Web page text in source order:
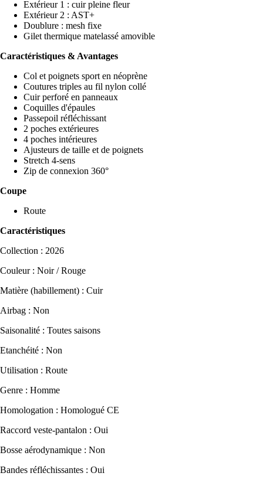
Extérieur 1 : cuir pleine fleur
Extérieur 2 : AST+
Doublure : mesh fixe
Gilet thermique matelassé amovible
Caractéristiques & Avantages
Col et poignets sport en néoprène
Coutures triples au fil nylon collé
Cuir perforé en panneaux
Coquilles d'épaules
Passepoil réfléchissant
2 poches extérieures
4 poches intérieures
Ajusteurs de taille et de poignets
Stretch 4-sens
Zip de connexion 360°
Coupe
Route
Caractéristiques
Collection : 2026
Couleur : Noir / Rouge
Matière (habillement) : Cuir
Airbag : Non
Saisonalité : Toutes saisons
Etanchéité : Non
Utilisation : Route
Genre : Homme
Homologation : Homologué CE
Raccord veste-pantalon : Oui
Bosse aérodynamique : Non
Bandes réfléchissantes : Oui